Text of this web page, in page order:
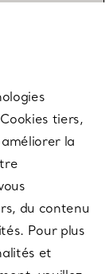
tiers,
la
du contenu
Pour plus
et